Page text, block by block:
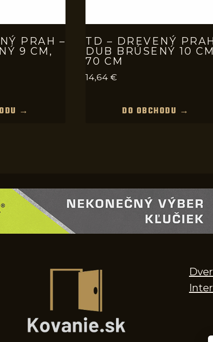
PRAH –
9 CM,
→
TD – DREVENÝ
DUB BRÚSENÝ 10
70 CM
14,64 €
DO OBCHODU →